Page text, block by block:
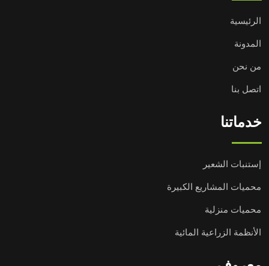
الرئيسية
المدونة
من نحن
اتصل بنا
خدماتنا
إستنبات الشعير
محميات المشاريع الكبيرة
محميات منزلية
الأنظمة الزراعية المائية